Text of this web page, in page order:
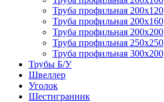
Труба профильная 200х120
Труба профильная 200х160
Труба профильная 200х200
Труба профильная 250х250
Труба профильная 300х200
Трубы Б/У
Швеллер
Уголок
Шестигранник